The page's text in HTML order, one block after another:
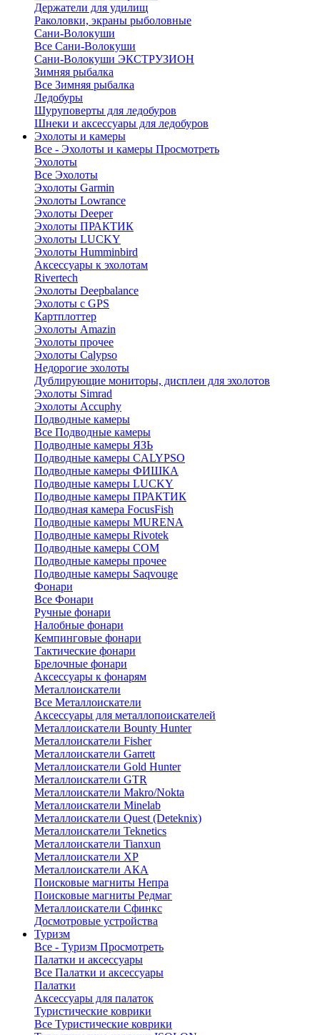
Держатели для удилищ
Раколовки, экраны рыболовные
Сани-Волокуши
Все Сани-Волокуши
Сани-Волокуши ЭКСТРУЗИОН
Зимняя рыбалка
Все Зимняя рыбалка
Ледобуры
Шуруповерты для ледобуров
Шнеки и аксессуары для ледобуров
Эхолоты и камеры
Все - Эхолоты и камеры Просмотреть
Эхолоты
Все Эхолоты
Эхолоты Garmin
Эхолоты Lowrance
Эхолоты Deeper
Эхолоты ПРАКТИК
Эхолоты LUCKY
Эхолоты Humminbird
Аксессуары к эхолотам
Rivertech
Эхолоты Deepbalance
Эхолоты с GPS
Картплоттер
Эхолоты Amazin
Эхолоты прочее
Эхолоты Calypso
Недорогие эхолоты
Дублирующие мониторы, дисплеи для эхолотов
Эхолоты Simrad
Эхолоты Accuphy
Подводные камеры
Все Подводные камеры
Подводные камеры ЯЗЬ
Подводные камеры CALYPSO
Подводные камеры ФИШКА
Подводные камеры LUCKY
Подводные камеры ПРАКТИК
Подводная камера FocusFish
Подводные камеры MURENA
Подводные камеры Rivotek
Подводные камеры СОМ
Подводные камеры прочее
Подводные камеры Saqvouge
Фонари
Все Фонари
Ручные фонари
Налобные фонари
Кемпинговые фонари
Тактические фонари
Брелочные фонари
Аксессуары к фонарям
Металлоискатели
Все Металлоискатели
Аксессуары для металлопоискателей
Металлоискатели Bounty Hunter
Металлоискатели Fisher
Металлоискатели Garrett
Металлоискатели Gold Hunter
Металлоискатели GTR
Металлоискатели Makro/Nokta
Металлоискатели Minelab
Металлоискатели Quest (Deteknix)
Металлоискатели Teknetics
Металлоискатели Tianxun
Металлоискатели XP
Металлоискатели АКА
Поисковые магниты Непра
Поисковые магниты Редмаг
Металлоискатели Сфинкс
Досмотровые устройства
Туризм
Все - Туризм Просмотреть
Палатки и аксессуары
Все Палатки и аксессуары
Палатки
Аксессуары для палаток
Туристические коврики
Все Туристические коврики